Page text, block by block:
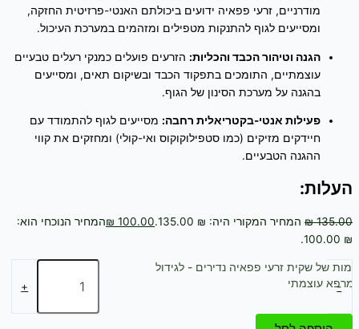
מודרניים, זרעי פפאיה ידועים ביכולתם האנטי-פרזיטית החזקה,
ומסייעים לגוף להתנקות מטפילים ומזהמים במערכת העיכול.
הגנה וטיהור הכבד והכליות: הזרעים פועלים כמנקי רעלים טבעיים
עוצמתיים, התומכים בתפקוד הכבד ובשיקום תאים, ומסייעים
בהגנה על מערכת הסינון של הגוף.
פעילות אנטי-בקטריאלית רחבה: מסייעים לגוף להתמודד עם
חיידקים מזיקים (כמו סטפילוקוקוס ואי-קולי) ומחזקים את קווי
ההגנה הטבעיים.
העלות:
₪135.00 המחיר המקורי היה: ₪ 135.00. ₪ 100.00
המחיר הנוכחי הוא:
₪ 100.00.
-
כמות של שקית זרעי פפאיה נדירים - לגידול
ומרפא עוצמתי
+